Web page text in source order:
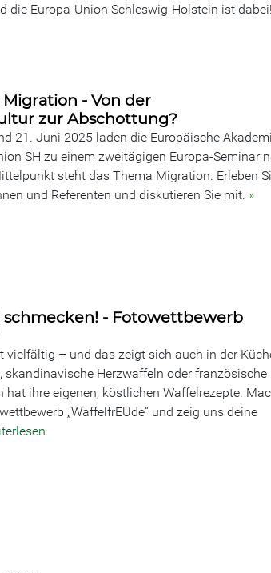
die Europa-Union Schleswig-Holstein ist dabei!
- Von der
zur Abschottung?
21. Juni 2025 laden die Europäische
SH zu einem zweitägigen Europa-Seminar
steht das Thema Migration. Erleben
und Referenten und diskutieren Sie mit. »
schmecken! - Fotowettbewerb
vielfältig – und das zeigt sich auch in der
skandinavische Herzwaffeln oder französische
hat ihre eigenen, köstlichen Waffelrezepte.
„WaffelfrEUde“ und zeig uns deine